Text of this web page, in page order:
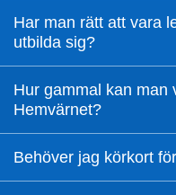
Har man rätt att vara
utbilda sig?
Hur gammal kan man
Hemvärnet?
Behöver jag körkort